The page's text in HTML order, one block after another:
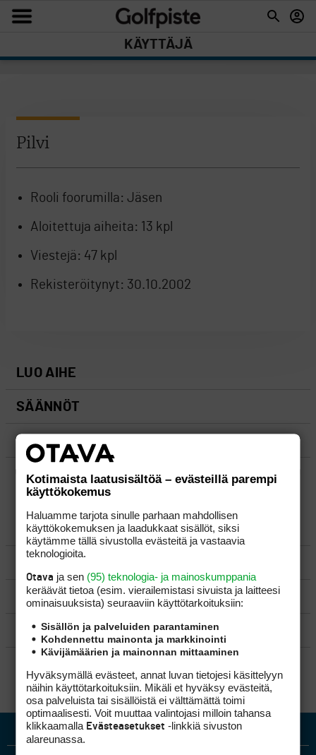
KÄYTTÄJÄ
Pilvi
Rooli foorumilla: Jäsen
Aloitettuja aiheita: 13 kpl
Viestejä: 47 kpl
Rekisteröitynyt: 30.10.2002
LUO AIHE
SÄÄNNÖT
OHJEET
UUSIMMAT VIESTIKETJUT
YLEISTÄ
VÄLINEET
MATKAILU
KILPAGOLF & HARJOITTELU
Kotimaista laatusisältöä – evästeillä parempi
käyttökokemus
Haluamme tarjota sinulle parhaan mahdollisen
käyttökokemuksen ja laadukkaat sisällöt, siksi
käytämme tällä sivustolla evästeitä ja vastaavia
teknologioita.
Otava ja sen (95) teknologia- ja mainoskumppania
keräävät tietoa (esim. vierailemis­tasi sivuista ja laitteesi
ominaisuuk­sista) seuraaviin käyttötarkoituksiin:
Sisällön ja palveluiden parantaminen
Kohdennettu mainonta ja markkinointi
Kävijämäärien ja mainonnan mittaaminen
Hyväksymällä evästeet, annat luvan tietojesi käsittelyyn
näihin käyttötarkoituksiin. Mikäli et hyväksy evästeitä,
osa palveluista tai sisällöistä ei välttämättä toimi
optimaalisesti. Voit muuttaa valintojasi milloin tahansa
klikkaamalla Evästeasetukset -linkkiä sivuston
alareunassa.